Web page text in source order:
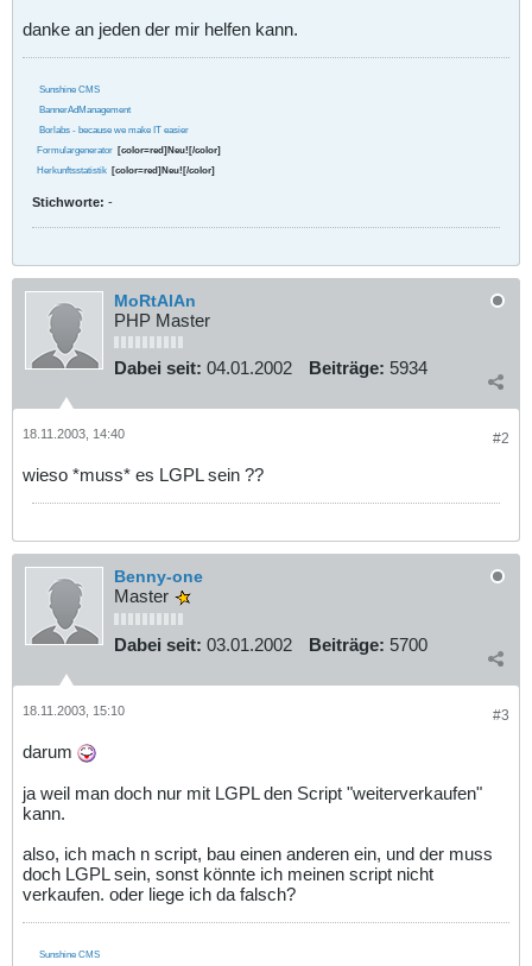
danke an jeden der mir helfen kann.
Sunshine CMS
BannerAdManagement
Borlabs - because we make IT easier
Formulargenerator [color=red]Neu![/color]
Herkunftsstatistik [color=red]Neu![/color]
Stichworte: -
MoRtAlAn
PHP Master
Dabei seit: 04.01.2002 Beiträge: 5934
#2
18.11.2003, 14:40
wieso *muss* es LGPL sein ??
Benny-one
Master
Dabei seit: 03.01.2002 Beiträge: 5700
#3
18.11.2003, 15:10
darum
ja weil man doch nur mit LGPL den Script "weiterverkaufen"
kann.
also, ich mach n script, bau einen anderen ein, und der muss
doch LGPL sein, sonst könnte ich meinen script nicht
verkaufen. oder liege ich da falsch?
Sunshine CMS